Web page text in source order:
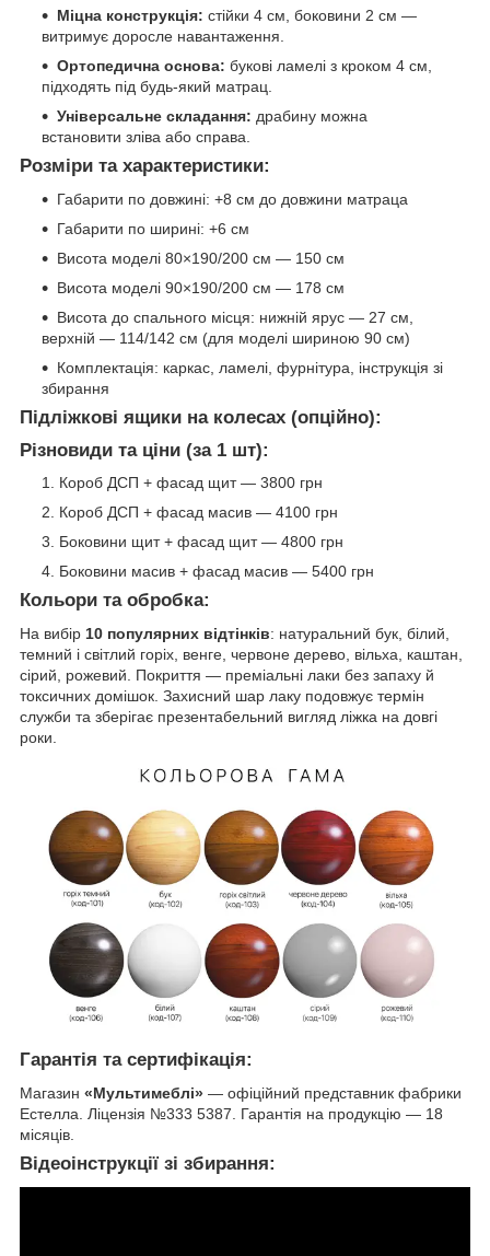
Міцна конструкція: стійки 4 см, боковини 2 см —
витримує доросле навантаження.
Ортопедична основа: букові ламелі з кроком 4 см,
підходять під будь-який матрац.
Універсальне складання: драбину можна
встановити зліва або справа.
Розміри та характеристики:
Габарити по довжині: +8 см до довжини матраца
Габарити по ширині: +6 см
Висота моделі 80×190/200 см — 150 см
Висота моделі 90×190/200 см — 178 см
Висота до спального місця: нижній ярус — 27 см,
верхній — 114/142 см (для моделі шириною 90 см)
Комплектація: каркас, ламелі, фурнітура, інструкція зі
збирання
Підліжкові ящики на колесах (опційно):
Різновиди та ціни (за 1 шт):
Короб ДСП + фасад щит — 3800 грн
Короб ДСП + фасад масив — 4100 грн
Боковини щит + фасад щит — 4800 грн
Боковини масив + фасад масив — 5400 грн
Кольори та обробка:
На вибір 10 популярних відтінків: натуральний бук, білий,
темний і світлий горіх, венге, червоне дерево, вільха, каштан,
сірий, рожевий. Покриття — преміальні лаки без запаху й
токсичних домішок. Захисний шар лаку подовжує термін
служби та зберігає презентабельний вигляд ліжка на довгі
роки.
Гарантія та сертифікація:
Магазин «Мультимеблі» — офіційний представник фабрики
Естелла. Ліцензія №333 5387. Гарантія на продукцію — 18
місяців.
Відеоінструкції зі збирання: